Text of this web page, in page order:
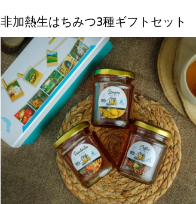
非加熱生はちみつ3種ギフトセット